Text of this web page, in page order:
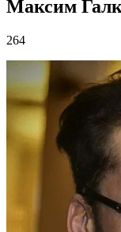
Максим
264